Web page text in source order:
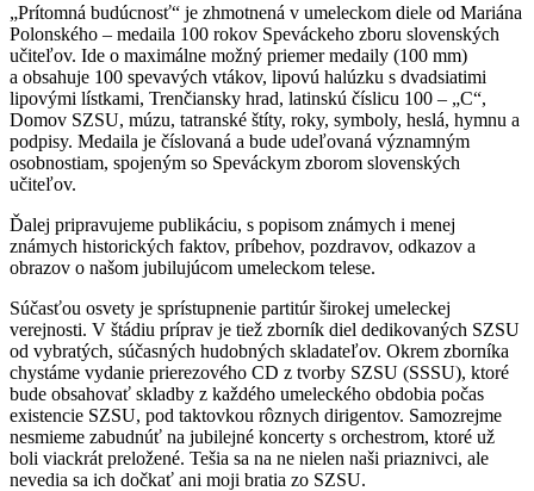
„Prítomná budúcnosť“ je zhmotnená v umeleckom diele od Mariána
Polonského – medaila 100 rokov Speváckeho zboru slovenských
učiteľov. Ide o maximálne možný priemer medaily (100 mm)
a obsahuje 100 spevavých vtákov, lipovú halúzku s dvadsiatimi
lipovými lístkami, Trenčiansky hrad, latinskú číslicu 100 – „C“,
Domov SZSU, múzu, tatranské štíty, roky, symboly, heslá, hymnu a
podpisy. Medaila je číslovaná a bude udeľovaná významným
osobnostiam, spojeným so Speváckym zborom slovenských
učiteľov.
Ďalej pripravujeme publikáciu, s popisom známych i menej
známych historických faktov, príbehov, pozdravov, odkazov a
obrazov o našom jubilujúcom umeleckom telese.
Súčasťou osvety je sprístupnenie partitúr širokej umeleckej
verejnosti. V štádiu príprav je tiež zborník diel dedikovaných SZSU
od vybratých, súčasných hudobných skladateľov. Okrem zborníka
chystáme vydanie prierezového CD z tvorby SZSU (SSSU), ktoré
bude obsahovať skladby z každého umeleckého obdobia počas
existencie SZSU, pod taktovkou rôznych dirigentov. Samozrejme
nesmieme zabudnúť na jubilejné koncerty s orchestrom, ktoré už
boli viackrát preložené. Tešia sa na ne nielen naši priaznivci, ale
nevedia sa ich dočkať ani moji bratia zo SZSU.